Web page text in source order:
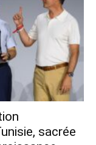
sacrée